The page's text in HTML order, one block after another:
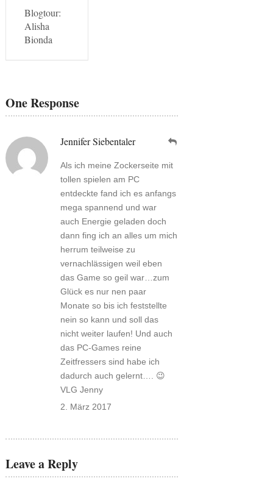
Blogtour:
Alisha
Bionda
One Response
Jennifer Siebentaler
Als ich meine Zockerseite mit
tollen spielen am PC
entdeckte fand ich es anfangs
mega spannend und war
auch Energie geladen doch
dann fing ich an alles um mich
herrum teilweise zu
vernachlässigen weil eben
das Game so geil war…zum
Glück es nur nen paar
Monate so bis ich feststellte
nein so kann und soll das
nicht weiter laufen! Und auch
das PC-Games reine
Zeitfressers sind habe ich
dadurch auch gelernt…. 😉
VLG Jenny
2. März 2017
Leave a Reply